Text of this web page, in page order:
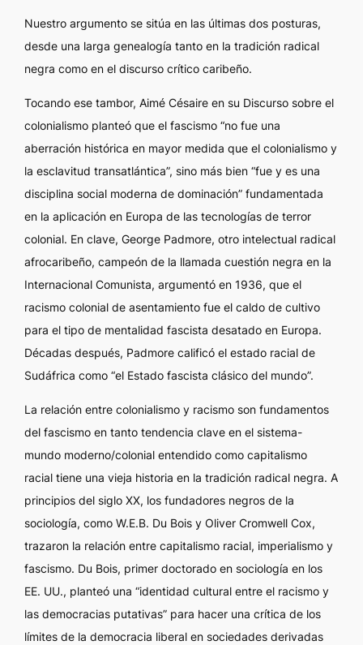
Nuestro argumento se sitúa en las últimas dos posturas,
desde una larga genealogía tanto en la tradición radical
negra como en el discurso crítico caribeño.
Tocando ese tambor, Aimé Césaire en su Discurso sobre el
colonialismo planteó que el fascismo “no fue una
aberración histórica en mayor medida que el colonialismo y
la esclavitud transatlántica”, sino más bien “fue y es una
disciplina social moderna de dominación” fundamentada
en la aplicación en Europa de las tecnologías de terror
colonial. En clave, George Padmore, otro intelectual radical
afrocaribeño, campeón de la llamada cuestión negra en la
Internacional Comunista, argumentó en 1936, que el
racismo colonial de asentamiento fue el caldo de cultivo
para el tipo de mentalidad fascista desatado en Europa.
Décadas después, Padmore calificó el estado racial de
Sudáfrica como “el Estado fascista clásico del mundo”.
La relación entre colonialismo y racismo son fundamentos
del fascismo en tanto tendencia clave en el sistema-
mundo moderno/colonial entendido como capitalismo
racial tiene una vieja historia en la tradición radical negra. A
principios del siglo XX, los fundadores negros de la
sociología, como W.E.B. Du Bois y Oliver Cromwell Cox,
trazaron la relación entre capitalismo racial, imperialismo y
fascismo. Du Bois, primer doctorado en sociología en los
EE. UU., planteó una “identidad cultural entre el racismo y
las democracias putativas” para hacer una crítica de los
límites de la democracia liberal en sociedades derivadas